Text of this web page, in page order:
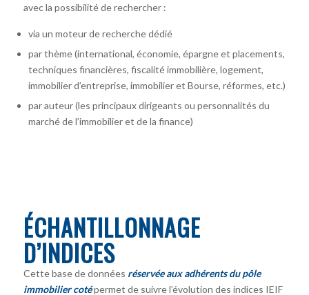
avec la possibilité de rechercher :
via un moteur de recherche dédié
par thème (international, économie, épargne et placements,
techniques financières, fiscalité immobilière, logement,
immobilier d’entreprise, immobilier et Bourse, réformes, etc.)
par auteur (les principaux dirigeants ou personnalités du
marché de l’immobilier et de la finance)
ÉCHANTILLONNAGE
D’INDICES
Cette base de données réservée aux adhérents du pôle
immobilier coté permet de suivre l’évolution des indices IEIF